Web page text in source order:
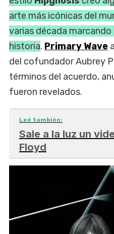
arte más icónicas del
varias década
historia. Primary Wave
del cofundador Aubrey
términos del acuerdo,
fueron revelados.
Leé también:
Sale a la luz un
Floyd